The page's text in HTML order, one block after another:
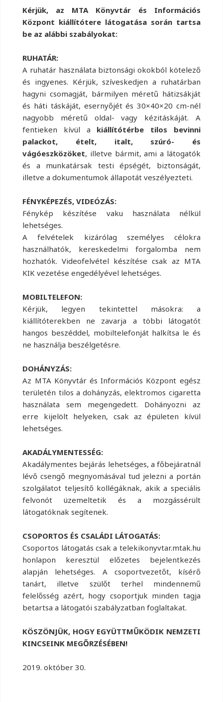
Kérjük, az MTA Könyvtár és Információs
Központ kiállítótere látogatása során tartsa
be az alábbi szabályokat:
RUHATÁR:
A ruhatár használata biztonsági okokból kötelező
és ingyenes. Kérjük, szíveskedjen a ruhatárban
hagyni csomagját, bármilyen méretű hátizsákját
és háti táskáját, esernyőjét és 30×40×20 cm-nél
nagyobb méretű oldal- vagy kézitáskáját. A
fentieken kívül a kiállítótérbe tilos bevinni
palackot, ételt, italt, szúró- és
vágóeszközöket, illetve bármit, ami a látogatók
és a munkatársak testi épségét, biztonságát,
illetve a dokumentumok állapotát veszélyezteti.
FÉNYKÉPEZÉS, VIDEÓZÁS:
Fénykép készítése vaku használata nélkül
lehetséges.
A felvételek kizárólag személyes célokra
használhatók, kereskedelmi forgalomba nem
hozhatók. Videofelvétel készítése csak az MTA
KIK vezetése engedélyével lehetséges.
MOBILTELEFON:
Kérjük, legyen tekintettel másokra: a
kiállítóterekben ne zavarja a többi látogatót
hangos beszéddel, mobiltelefonját halkítsa le és
ne használja beszélgetésre.
DOHÁNYZÁS:
Az MTA Könyvtár és Információs Központ egész
területén tilos a dohányzás, elektromos cigaretta
használata sem megengedett. Dohányozni az
erre kijelölt helyeken, csak az épületen kívül
lehetséges.
AKADÁLYMENTESSÉG:
Akadálymentes bejárás lehetséges, a főbejáratnál
lévő csengő megnyomásával tud jelezni a portán
szolgálatot teljesítő kollégáknak, akik a speciális
felvonót üzemeltetik és a mozgássérült
látogatóknak segítenek.
CSOPORTOS ÉS CSALÁDI LÁTOGATÁS:
Csoportos látogatás csak a telekikonyvtar.mtak.hu
honlapon keresztül előzetes bejelentkezés
alapján lehetséges. A csoportvezetőt, kísérő
tanárt, illetve szülőt terhel mindennemű
felelősség azért, hogy csoportjuk minden tagja
betartsa a látogatói szabályzatban foglaltakat.
KÖSZÖNJÜK, HOGY EGYÜTTMŰKÖDIK NEMZETI
KINCSEINK MEGŐRZÉSÉBEN!
2019. október 30.